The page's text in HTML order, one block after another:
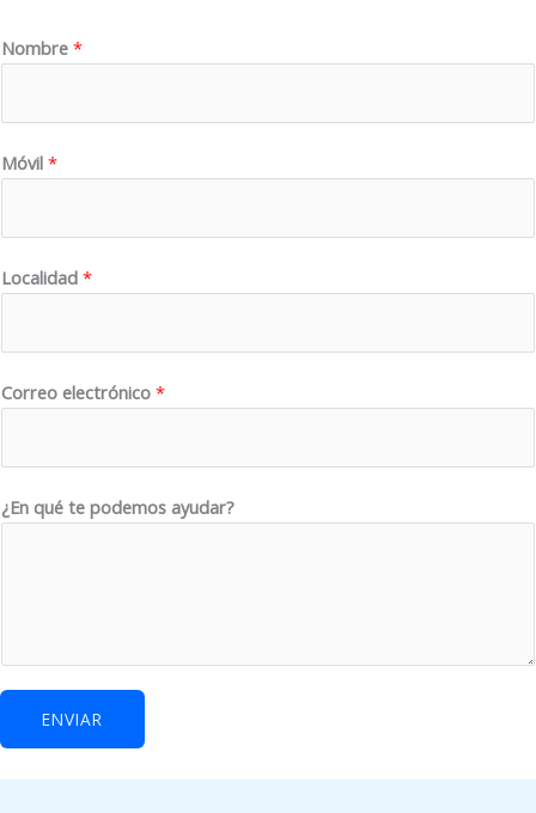
Nombre *
Móvil *
Localidad *
Correo electrónico *
y
o
c
¿En qué te podemos ayudar?
ENVIAR